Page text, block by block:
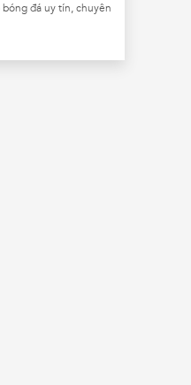
đá uy tín, chuyên